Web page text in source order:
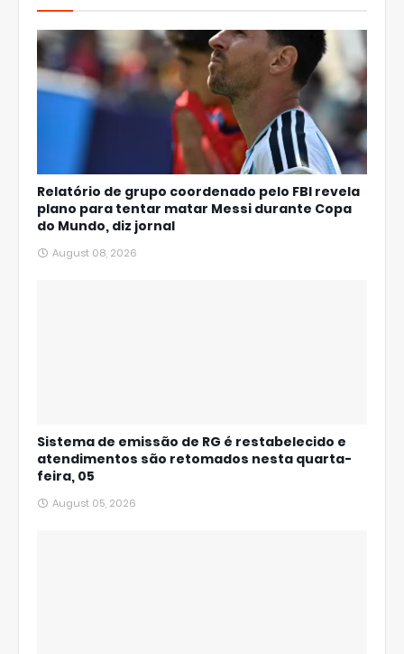
Relatório de grupo coordenado pelo FBI revela
plano para tentar matar Messi durante Copa
do Mundo, diz jornal
August 08, 2026
Sistema de emissão de RG é restabelecido e
atendimentos são retomados nesta quarta-
feira, 05
August 05, 2026